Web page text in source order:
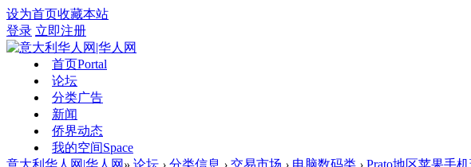
设为首页收藏本站
登录 立即注册
首页Portal
论坛
分类广告
新闻
侨界动态
我的空间Space
意大利华人网|华人网 » 论坛 › 分类信息 › 交易市场 › 电脑数码类 › Prato地区苹果手